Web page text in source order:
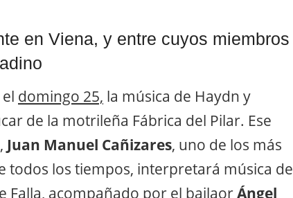
en Viena, y entre cuyos miembros
domingo 25, la música de Haydn y
de la motrileña Fábrica del Pilar. Ese
Juan Manuel Cañizares, uno de los más
todos los tiempos, interpretará música de
Falla, acompañado por el bailaorÁngel